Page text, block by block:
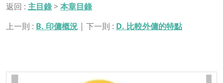
返回 : 主目錄>本章目錄
上一則 : B. 印傭概況 | 下一則 : D. 比較外傭的特點